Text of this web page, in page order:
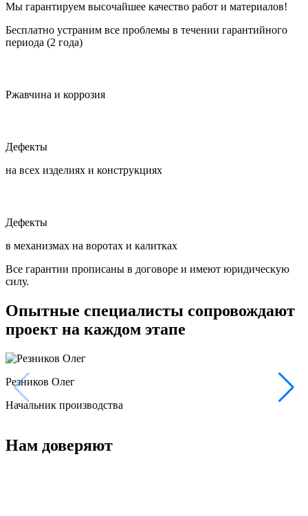
Мы гарантируем высочайшее качество работ и материалов!
Бесплатно устраним все проблемы в течении гарантийного
периода (2 года)
Ржавчина и коррозия
Дефекты
на всех изделиях и конструкциях
Дефекты
в механизмах на воротах и калитках
Все гарантии прописаны в договоре и имеют юридическую
силу.
Опытные специалисты сопровождают
проект на каждом этапе
Резников Олег
Начальник производства
Нам доверяют